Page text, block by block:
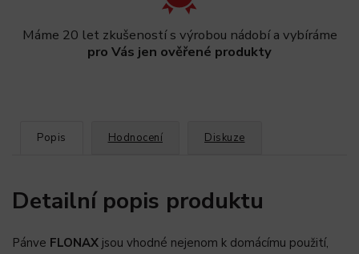
Máme 20 let zkušeností s výrobou nádobí a vybíráme
pro Vás jen ověřené produkty
Popis Hodnocení Diskuze
Detailní popis produktu
Pánve FLONAX jsou vhodné nejenom k domácímu použití,